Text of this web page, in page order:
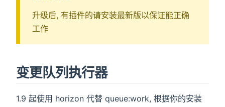
升级后, 有插件的请安装最新版以保证能正确
工作
变更队列执行器
1.9 起使用 horizon 代替 queue:work, 根据你的安装